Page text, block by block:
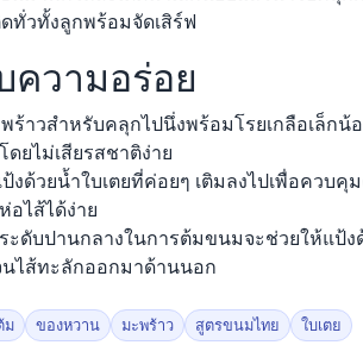
ทั่วทั้งลูกพร้อมจัดเสิร์ฟ
ความอร่อย
ร้าวสำหรับคลุกไปนึ่งพร้อมโรยเกลือเล็ก
ดยไม่เสียรสชาติง่าย
งด้วยน้ำใบเตยที่ค่อยๆ เติมลงไปเพื่อควบ
อไส้ได้ง่าย
ะดับปานกลางในการต้มขนมจะช่วยให้แป้
ไส้ทะลักออกมาด้านนอก
ม ของหวาน มะพร้าว สูตรขนมไทย ใบเตย